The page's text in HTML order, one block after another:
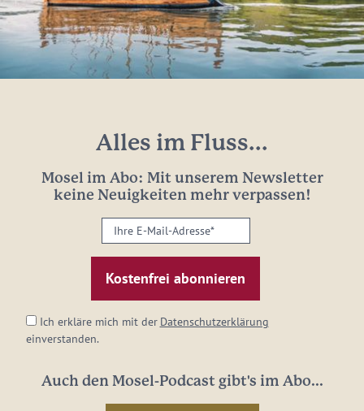
Alles im Fluss...
Mosel im Abo: Mit unserem Newsletter
keine Neuigkeiten mehr verpassen!
Ihre
E-
Mail-
Adresse:
Ich erkläre mich mit der Datenschutzerklärung
einverstanden.
Auch den Mosel-Podcast gibt's im Abo...